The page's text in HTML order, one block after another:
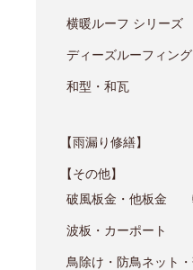
横暖ルーフ シリーズ
ディーズルーフィン
和型・和瓦
【雨漏り修繕】
【その他】
破風板金・他板金
波板・カーポート
鳥除け・防鳥ネット